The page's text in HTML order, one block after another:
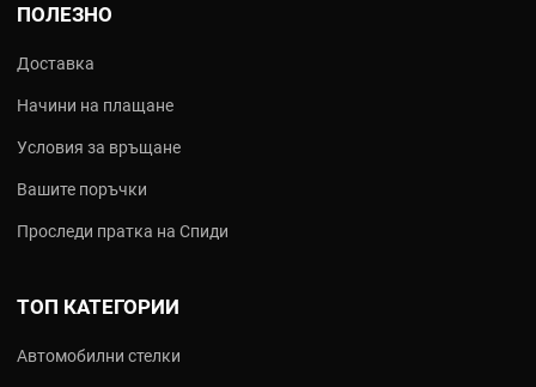
ПОЛЕЗНО
Доставка
Начини на плащане
Условия за връщане
Вашите поръчки
Проследи пратка на Спиди
ТОП КАТЕГОРИИ
Автомобилни стелки